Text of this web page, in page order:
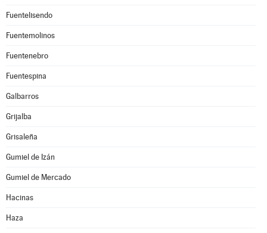
Fuentelisendo
Fuentemolinos
Fuentenebro
Fuentespina
Galbarros
Grijalba
Grisaleña
Gumiel de Izán
Gumiel de Mercado
Hacinas
Haza